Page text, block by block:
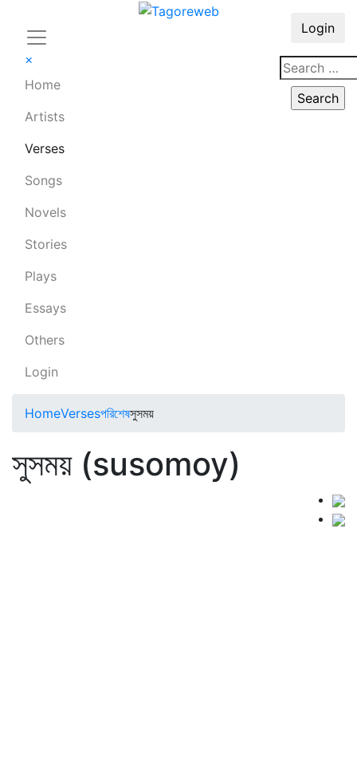
×
Home
Artists
Verses
Songs
Novels
Stories
Plays
Essays
Others
Login
Login
HomeVersesপরিশেষসুসময়
সুসময় (susomoy)